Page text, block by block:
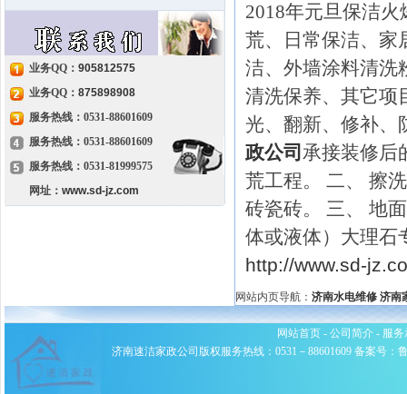
业务QQ： 905812575
业务QQ： 875898908
服务热线：0531-88601609
服务热线：0531-88601609
服务热线：0531-81999575
网址： www.sd-jz.com
2018年元旦保洁火
荒、日常保洁、家
洁、外墙涂料清洗
清洗保养、其它项
光、翻新、修补、
政公司 承接装修后
荒工程。 二、 擦
砖瓷砖。 三、 地
体或液体）大理石
http://www.sd-
网站内页导航： 济南水电维修 济南
网站首页- 公司简介- 服务
济南速洁家政公司版权服务热线：0531－88601609 备案号：